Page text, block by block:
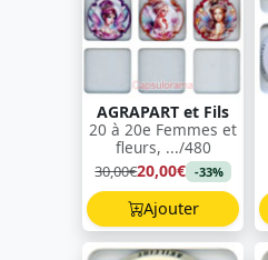
AGRAPART et Fils
20 à 20e Femmes et
fleurs, .../480
30,00€20,00€ -33%
Ajouter